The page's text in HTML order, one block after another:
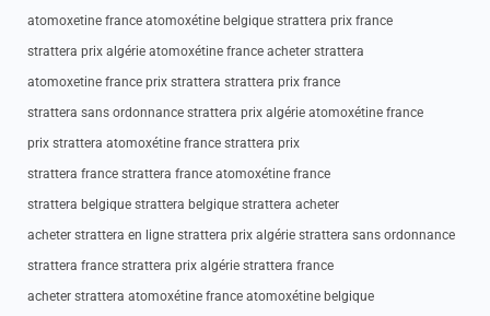
atomoxetine france atomoxétine belgique strattera prix france
strattera prix algérie atomoxétine france acheter strattera
atomoxetine france prix strattera strattera prix france
strattera sans ordonnance strattera prix algérie atomoxétine france
prix strattera atomoxétine france strattera prix
strattera france strattera france atomoxétine france
strattera belgique strattera belgique strattera acheter
acheter strattera en ligne strattera prix algérie strattera sans ordonnance
strattera france strattera prix algérie strattera france
acheter strattera atomoxétine france atomoxétine belgique